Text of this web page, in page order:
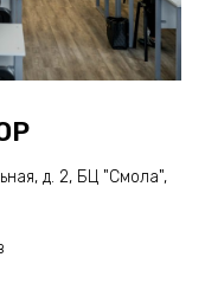
д. 2, БЦ "Смола",